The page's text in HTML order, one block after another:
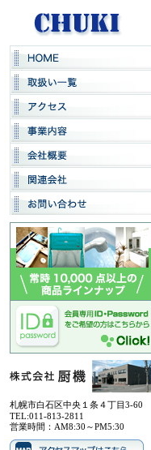
札幌市白石区中央１条４丁目3-60
TEL:011-813-2811
営業時間：AM8:30～PM5:30